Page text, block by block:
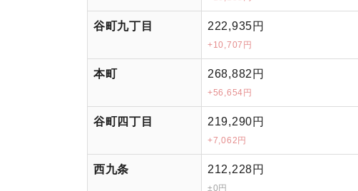
谷町九丁目 222,935円
+10,707円
本町 268,882円
+56,654円
谷町四丁目 219,290円
+7,062円
西九条 212,228円
±0円